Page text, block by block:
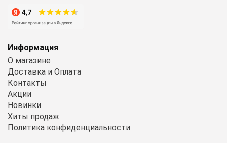
Информация
О магазине
Доставка и Оплата
Контакты
Акции
Новинки
Хиты продаж
Политика конфиденциальности